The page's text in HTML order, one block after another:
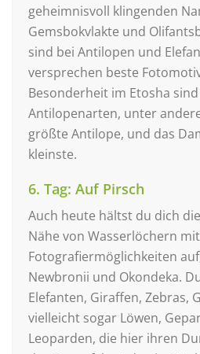
geheimnisvoll klingenden
Gemsbokvlakte und
sind bei Antilopen und
versprechen beste
Besonderheit im Etosha
Antilopenarten, unter
größte Antilope, und das
kleinste.
6. Tag: Auf Pirsch
Auch heute hältst du dich
Nähe von Wasserlöchern
Fotografiermöglichkeiten
Newbronii und Okondeka.
Elefanten, Giraffen, Zebras,
vielleicht sogar Löwen,
Leoparden, die hier ihren